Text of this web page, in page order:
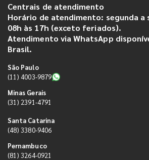
Centrais de atendimento
Horário de atendimento: segunda
08h às 17h (exceto feriados).
Atendimento via WhatsApp
Brasil.
São Paulo
(11) 4003-9879
Minas Gerais
(31) 2391-4791
Santa Catarina
(48) 3380-9406
Pernambuco
(81) 3264-0921